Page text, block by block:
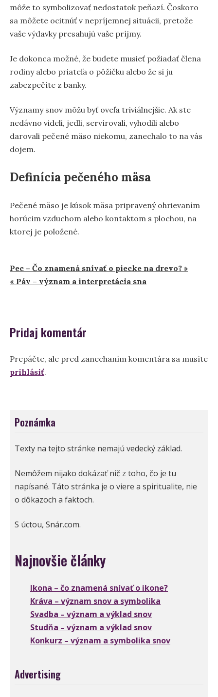
môže to symbolizovať nedostatok peňazí. Čoskoro
sa môžete ocitnúť v nepríjemnej situácii, pretože
vaše výdavky presahujú vaše príjmy.
Je dokonca možné, že budete musieť požiadať člena
rodiny alebo priateľa o pôžičku alebo že si ju
zabezpečíte z banky.
Významy snov môžu byť oveľa triviálnejšie. Ak ste
nedávno videli, jedli, servírovali, vyhodili alebo
darovali pečené mäso niekomu, zanechalo to na vás
dojem.
Definícia pečeného mäsa
Pečené mäso je kúsok mäsa pripravený ohrievaním
horúcim vzduchom alebo kontaktom s plochou, na
ktorej je položené.
Navigácia
v
Pec – Čo znamená snívať o piecke na drevo? »
« Páv – význam a interpretácia sna
Pridaj komentár
Prepáčte, ale pred zanechaním komentára sa musíte
prihlásiť.
Poznámka
Texty na tejto stránke nemajú vedecký základ.
Nemôžem nijako dokázať nič z toho, čo je tu
napísané. Táto stránka je o viere a spiritualite, nie
o dôkazoch a faktoch.
S úctou, Snár.com.
Najnovšie články
Ikona – čo znamená snívať o ikone?
Kráva – význam snov a symbolika
Svadba – význam a výklad snov
Studňa – význam a výklad snov
Konkurz – význam a symbolika snov
Advertising